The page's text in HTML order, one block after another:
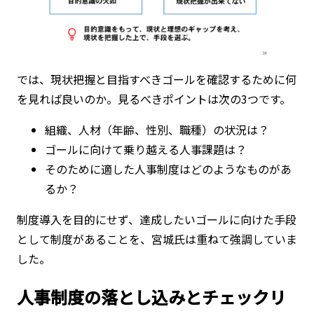
では、現状把握と目指すべきゴールを確認するために何
を見れば良いのか。見るべきポイントは次の3つです。
組織、人材（年齢、性別、職種）の状況は？
ゴールに向けて乗り越える人事課題は？
そのために適した人事制度はどのようなものがあ
るか？
制度導入を目的にせず、達成したいゴールに向けた手段
として制度があることを、宮城氏は重ねて強調していま
した。
人事制度の落とし込みとチェックリ